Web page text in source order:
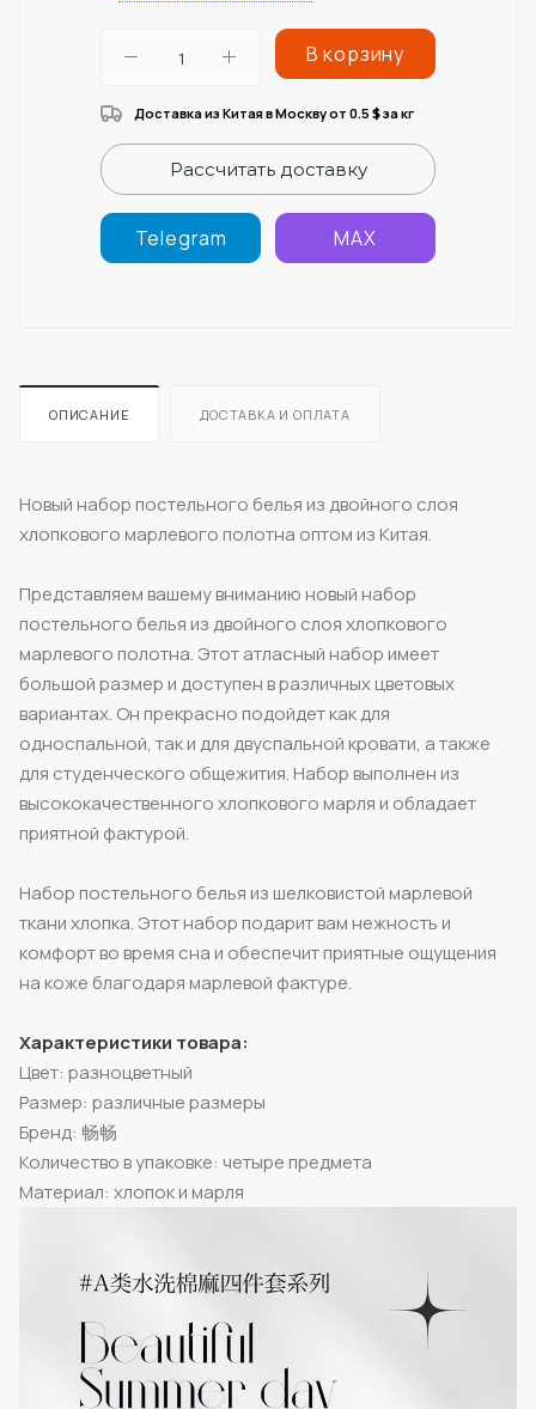
В корзину
Доставка из Китая в Москву от 0.5 $за кг
Рассчитать доставку
Telegram MAX
ОПИСАНИЕ ДОСТАВКА И ОПЛАТА
Новый набор постельного белья из двойного слоя
хлопкового марлевого полотна оптом из Китая.
Представляем вашему вниманию новый набор
постельного белья из двойного слоя хлопкового
марлевого полотна. Этот атласный набор имеет
большой размер и доступен в различных цветовых
вариантах. Он прекрасно подойдет как для
односпальной, так и для двуспальной кровати, а также
для студенческого общежития. Набор выполнен из
высококачественного хлопкового марля и обладает
приятной фактурой.
Набор постельного белья из шелковистой марлевой
ткани хлопка. Этот набор подарит вам нежность и
комфорт во время сна и обеспечит приятные ощущения
на коже благодаря марлевой фактуре.
Характеристики товара:
Цвет: разноцветный
Размер: различные размеры
Бренд: 畅畅
Количество в упаковке: четыре предмета
Материал: хлопок и марля